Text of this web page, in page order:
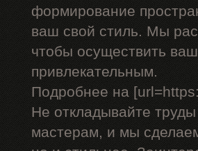
формирование
ваш свой стиль. Мы
чтобы осуществить
привлекательным.
Подробнее на
Не откладывайте
мастерам, и мы